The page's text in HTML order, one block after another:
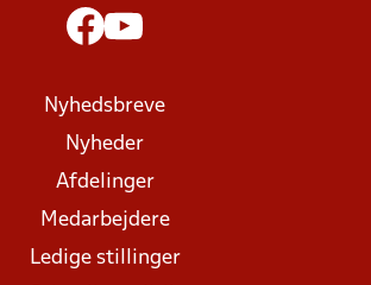
Nyhedsbreve
Nyheder
Afdelinger
Medarbejdere
Ledige stillinger